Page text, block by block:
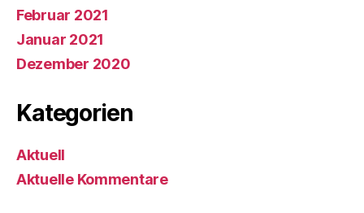
Februar 2021
Januar 2021
Dezember 2020
Kategorien
Aktuell
Aktuelle Kommentare